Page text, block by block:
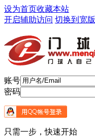
设为首页收藏本站
开启辅助访问 切换到宽版
账号
密码
只需一步，快速开始